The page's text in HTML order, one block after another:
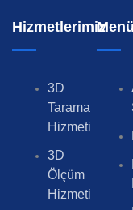
Hizmetlerimiz
3D
Tarama
Hizmeti
3D
Ölçüm
Hizmeti
Menü